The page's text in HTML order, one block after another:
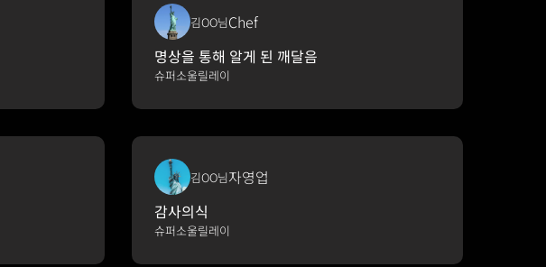
김OO님Chef
명상을 통해 알게 된 깨달음
슈퍼소울릴레이
김OO님자영업
감사의식
슈퍼소울릴레이